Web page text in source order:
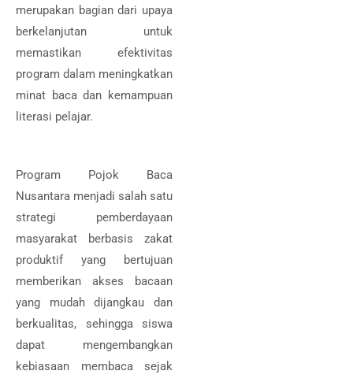
merupakan bagian dari upaya
berkelanjutan untuk
memastikan efektivitas
program dalam meningkatkan
minat baca dan kemampuan
literasi pelajar.
Program Pojok Baca
Nusantara menjadi salah satu
strategi pemberdayaan
masyarakat berbasis zakat
produktif yang bertujuan
memberikan akses bacaan
yang mudah dijangkau dan
berkualitas, sehingga siswa
dapat mengembangkan
kebiasaan membaca sejak